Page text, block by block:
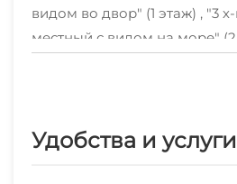
видом во двор" (1 этаж) , "3
местный с видом на море"
Мы будем рады предложить
Удобства и услуги